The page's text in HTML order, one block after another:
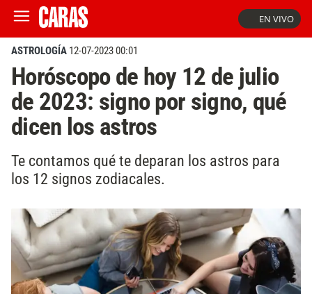
EN VIVO
ASTROLOGÍA 12-07-2023 00:01
Horóscopo de hoy 12 de julio
de 2023: signo por signo, qué
dicen los astros
Te contamos qué te deparan los astros para
los 12 signos zodiacales.